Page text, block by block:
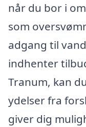
når du bor i
som
adgang til
indhenter
Tranum, kan
ydelser fra
giver dig